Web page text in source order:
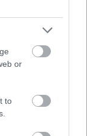
or
to
diciembre de
con Vélez,
En
y llega para